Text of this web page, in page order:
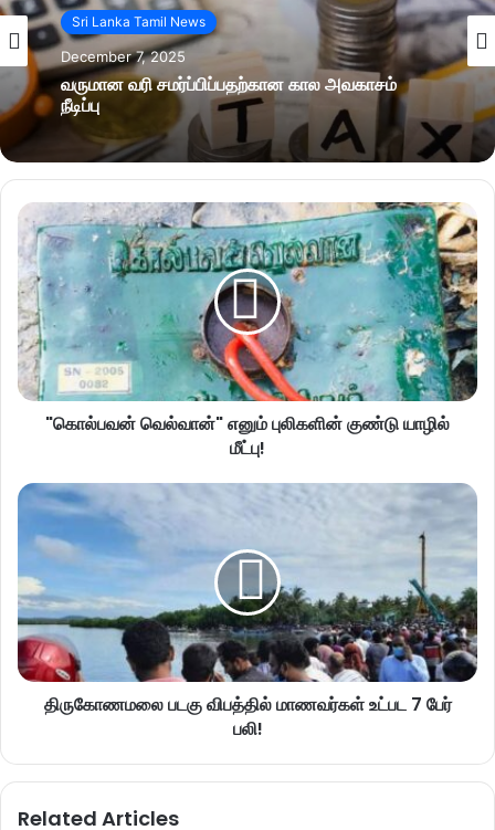
Sri Lanka Tamil News
December 7, 2025
வருமான வரி சமர்ப்பிப்பதற்கான கால அவகாசம்
நீடிப்பு
"கொல்பவன் வெல்வான்" எனும் புலிகளின் குண்டு யாழில்
மீட்பு!
திருகோணமலை படகு விபத்தில் மாணவர்கள் உட்பட 7 பேர்
பலி!
Related Articles